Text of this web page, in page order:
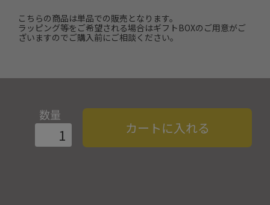
こちらの商品は単品での販売となります。
ラッピング等をご希望される場合はギフトBOXのご用意がご
ざいますのでご購入前にご相談ください。
数量
カートに入れる